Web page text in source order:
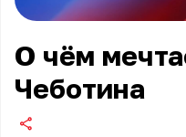
О чём
Чеботина